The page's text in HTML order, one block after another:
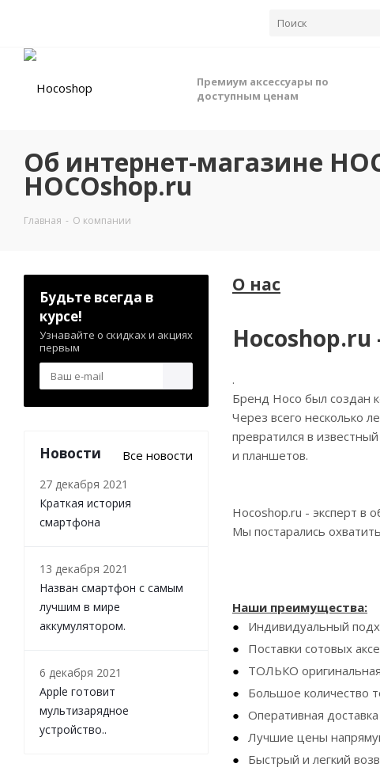
Премиум аксессуары по
доступным ценам
Об интернет-магазине
HOCOshop.ru
Главная - О компании
О нас
.
Бренд Hoco был создан
Через всего несколько
превратился в
и планшетов.
Hocoshop.ru - эксперт в
Мы постарались
Наши преимущества:
Индивидуальный
Поставки сотовых
ТОЛЬКО
Большое количество
Оперативная
Лучшие цены
Быстрый и легкий
Будьте всегда в
курсе!
Узнавайте о скидках и акциях
первым
Новости Все новости
27 декабря 2021
Краткая история
смартфона
13 декабря 2021
Назван смартфон с самым
лучшим в мире
аккумулятором.
6 декабря 2021
Apple готовит
мультизарядное
устройство..